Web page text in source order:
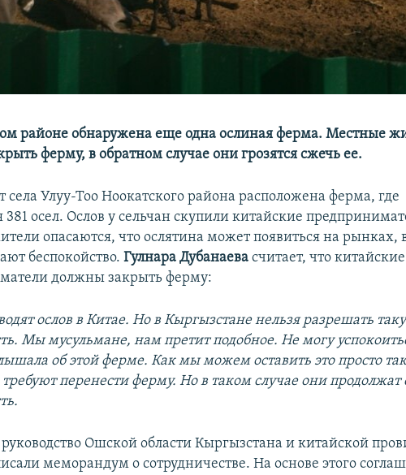
районе обнаружена еще одна ослиная ферма. Местные
ферму, в обратном случае они грозятся сжечь ее.
села Улуу-Тоо Ноокатского района расположена ферма, где
381 осел. Ослов у сельчан скупили китайские
опасаются, что ослятина может появиться на рынках,
беспокойство.Гулнара Дубанаева считает, что китайские
должны закрыть ферму:
ослов в Китае. Но в Кыргызстане нельзя разрешать
Мы мусульмане, нам претит подобное. Не могу
об этой ферме. Как мы можем оставить это просто
перенести ферму. Но в таком случае они продолжат
руководство Ошской области Кыргызстана и китайской
меморандум о сотрудничестве. На основе этого